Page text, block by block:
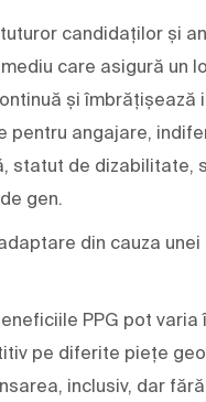
candidaților și
care asigură un
și
pentru angajare,
statut de dizabilitate,
gen.
din cauza
PPG pot
pe diferite piețe
inclusiv, dar